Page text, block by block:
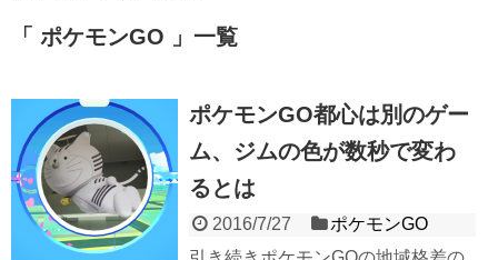
ポケモンGO 一覧
ポケモンGO都心は別のゲー
ム、ジムの色が数秒で変わ
るとは
2016/7/27
ポケモンGO